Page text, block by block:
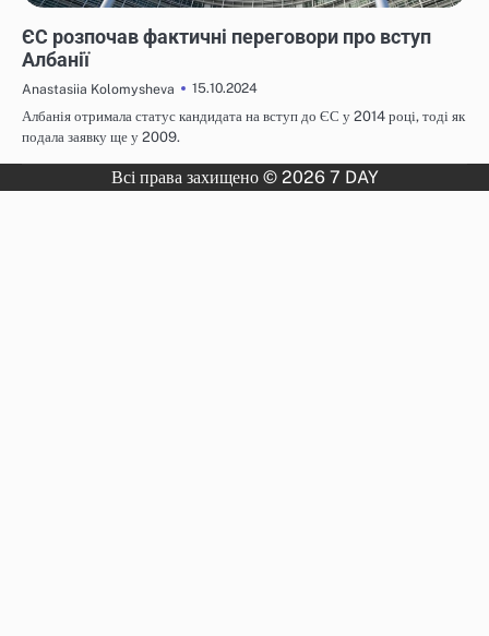
ЄС розпочав фактичні переговори про вступ
Албанії
Anastasiia Kolomysheva
15.10.2024
Албанія отримала статус кандидата на вступ до ЄС у 2014 році, тоді як
подала заявку ще у 2009.
Всі права захищено © 2026 7 DAY